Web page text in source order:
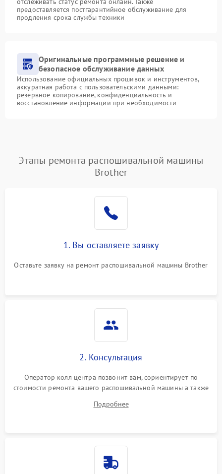
предоставляется постгарантийное обслуживание для
продления срока службы техники
Оригинальные программные решение и
безопасное обслуживание данных
Использование официальных прошивок и инструментов,
аккуратная работа с пользовательскими данными:
резервное копирование, конфиденциальность и
восстановление информации при необходимости
Этапы ремонта распошивальной машины
Brother
1. Вы оставляете заявку
Оставьте заявку на ремонт распошивальной машины Brother
2. Консультация
Оператор колл центра позвонит вам, сориентирует по
стоимости ремонта вашего распошивальной машины а также
Подробнее